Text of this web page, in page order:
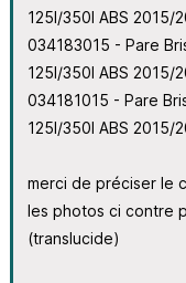
125I/350I ABS 2015/
034183015 - Pare
125I/350I ABS 2015/
034181015 - Pare
125I/350I ABS 2015/
merci de préciser le
les photos ci contre
(translucide)